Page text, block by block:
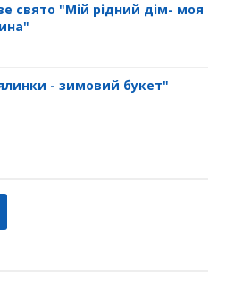
свято "Мій рідний дім- моя
- зимовий букет"